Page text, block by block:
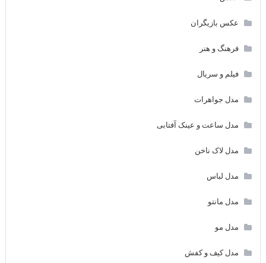
عکس بازیگران
فرهنگ و هنر
فیلم و سریال
مدل جواهرات
مدل ساعت و عینک آفتابی
مدل لاک ناخن
مدل لباس
مدل مانتو
مدل مو
مدل کیف و کفش